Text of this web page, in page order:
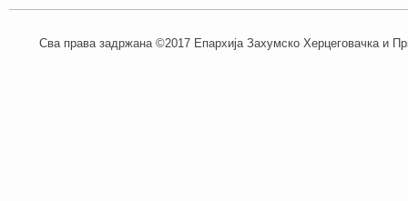
Сва права задржана ©2017 Епархија Захумско Херцеговачка и